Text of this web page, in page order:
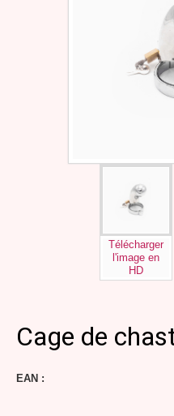
Télécharger
l'image en
HD
Cage de
EAN :